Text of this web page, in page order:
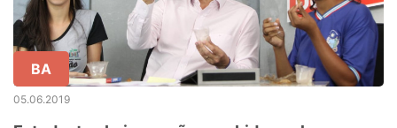
BA
05.06.2019